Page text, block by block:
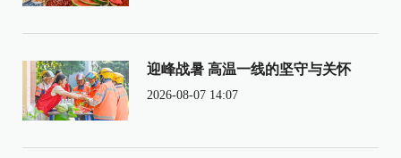
迎峰战暑 高温一线的坚守与关怀
2026-08-07 14:07